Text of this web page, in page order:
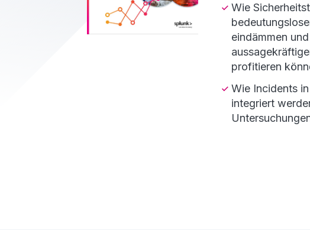
Wie
eindämmen
profitieren
Wie Incidents
integriert